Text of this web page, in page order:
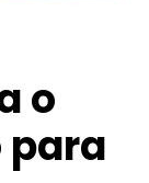
o
para